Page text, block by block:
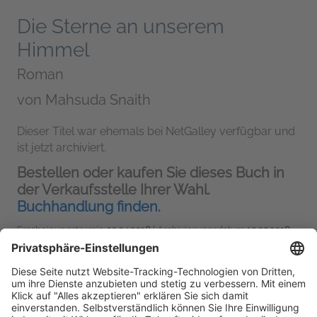
Die Sterne an unserem
Himmel
Roman
von Mahsuda Snaith
Dieser Titel war ehemals bei NetGalley verfügbar und
ist jetzt archiviert.
Bestellen oder kaufen Sie dieses Buch in
der Verkaufsstelle Ihrer Wahl.
Buchhandlung finden.
Erscheinungstermin03.04.2018| Archivierungsdatum15.05.2018
Piper Verlag
Belletristik